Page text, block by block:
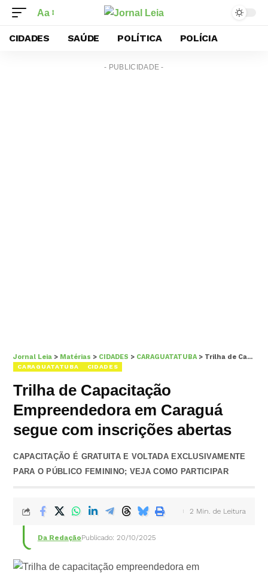
Aa
CIDADES SAÚDE POLÍTICA POLÍCIA
- PUBLICIDADE -
Jornal Leia > Matérias > CIDADES > CARAGUATATUBA> Trilha de Capacitação Empreendedora em Caraguá segue com inscrições abertas
CARAGUATATUBA CIDADES
Trilha de Capacitação
Empreendedora em Caraguá
segue com inscrições abertas
CAPACITAÇÃO É GRATUITA E VOLTADA EXCLUSIVAMENTE
PARA O PÚBLICO FEMININO; VEJA COMO PARTICIPAR
Da RedaçãoPublicado: 20/10/2025
2 Min. de Leitura